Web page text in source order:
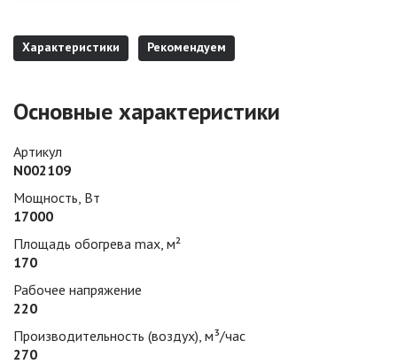
Характеристики Рекомендуем
Основные характеристики
Артикул
N002109
Мощность, Вт
17000
Площадь обогрева max, м²
170
Рабочее напряжение
220
Производительность (воздух), м³/час
270